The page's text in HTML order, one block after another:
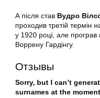
А після став Вудро
проходив третій термін
у 1920 році, але програв
Воррену Гардінгу.
Отзывы
Sorry, but I can’t
surnames at the